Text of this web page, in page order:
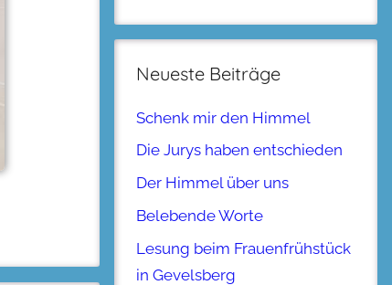
Neueste Beiträge
Schenk mir den Himmel
Die Jurys haben entschieden
Der Himmel über uns
Belebende Worte
Lesung beim Frauenfrühstück
in Gevelsberg